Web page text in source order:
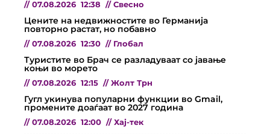
// 07.08.2026 12:38 // Свесно
Цените на недвижностите во Германија
повторно растат, но побавно
// 07.08.2026 12:30 // Глобал
Туристите во Брач се разладуваат со јавање
коњи во морето
// 07.08.2026 12:15 // Жолт Трн
Гугл укинува популарни функции во Gmail,
промените доаѓаат во 2027 година
// 07.08.2026 12:00 // Хај-тек